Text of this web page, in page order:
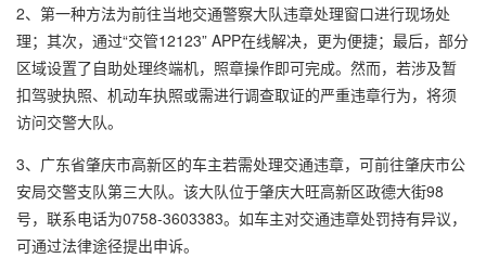
2、第一种方法为前往当地交通警察大队违章处理窗口进行现场处
理；其次，通过“交管12123” APP在线解决，更为便捷；最后，部分
区域设置了自助处理终端机，照章操作即可完成。然而，若涉及暂
扣驾驶执照、机动车执照或需进行调查取证的严重违章行为，将须
访问交警大队。
3、广东省肇庆市高新区的车主若需处理交通违章，可前往肇庆市公
安局交警支队第三大队。该大队位于肇庆大旺高新区政德大街98
号，联系电话为0758-3603383。如车主对交通违章处罚持有异议，
可通过法律途径提出申诉。